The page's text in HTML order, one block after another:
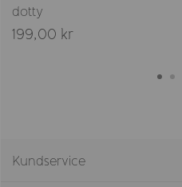
dotty
199,00 kr
Kundservice